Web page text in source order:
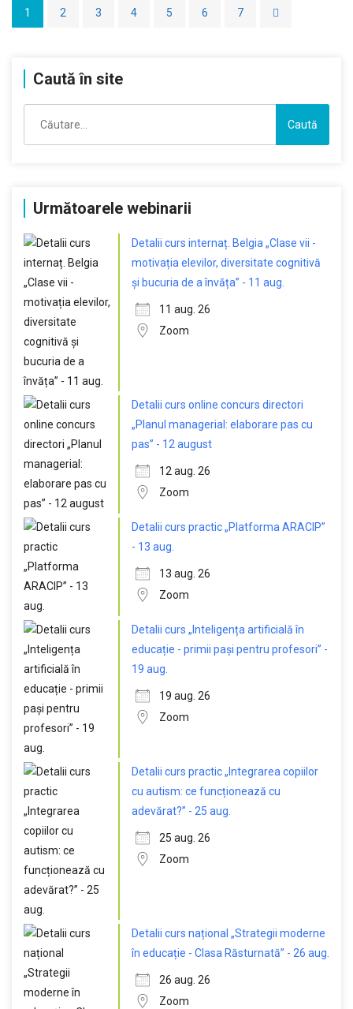
1 2 3 4 5 6 7
Caută în site
după:
Următoarele webinarii
Detalii curs internaț. Belgia „Clase vii -
motivația elevilor, diversitate cognitivă
și bucuria de a învăța” - 11 aug.
11 aug. 26
Zoom
Detalii curs online concurs directori
„Planul managerial: elaborare pas cu
pas” - 12 august
12 aug. 26
Zoom
Detalii curs practic „Platforma ARACIP”
- 13 aug.
13 aug. 26
Zoom
Detalii curs „Inteligența artificială în
educație - primii pași pentru profesori” -
19 aug.
19 aug. 26
Zoom
Detalii curs practic „Integrarea copiilor
cu autism: ce funcționează cu
adevărat?” - 25 aug.
25 aug. 26
Zoom
Detalii curs național „Strategii moderne
în educație - Clasa Răsturnată” - 26 aug.
26 aug. 26
Zoom